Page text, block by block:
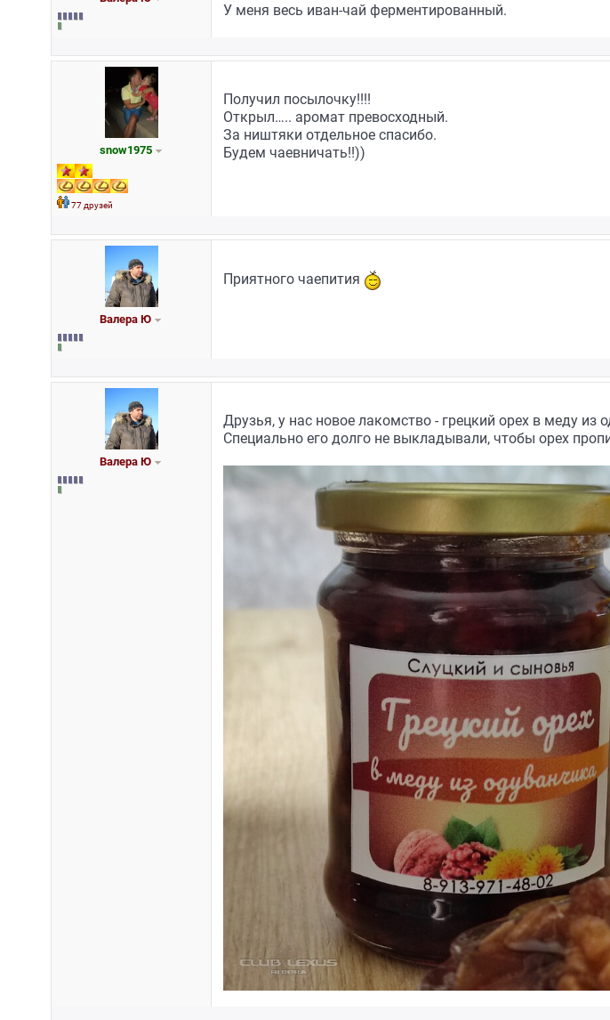
У меня весь иван-чай ферментированный.
snow1975
77 друзей
Получил посылочку!!!!
Открыл….. аромат превосходный.
За ништяки отдельное спасибо.
Будем чаевничать!!))
Валера Ю
Приятного чаепития
Валера Ю
Друзья, у нас новое лакомство - грецкий орех в меду из
Специально его долго не выкладывали, чтобы орех